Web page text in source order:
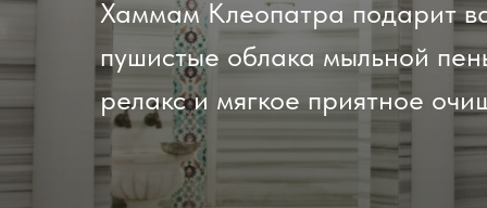
Хаммам Клеопатра подарит
пушистые облака мыльной
релакс и мягкое приятное